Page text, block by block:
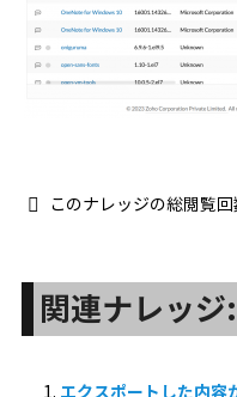
このナレッジの総閲覧回
関連ナレッジ:
エクスポートした内容